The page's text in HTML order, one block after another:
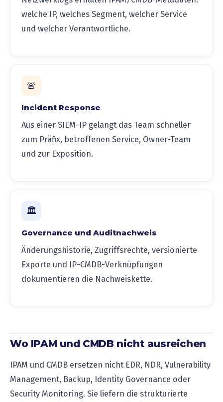
welche IP, welches Segment, welcher Service
und welcher Verantwortliche.
🚨
Incident Response
Aus einer SIEM-IP gelangt das Team schneller
zum Präfix, betroffenen Service, Owner-Team
und zur Exposition.
🏛️
Governance und Auditnachweis
Änderungshistorie, Zugriffsrechte, versionierte
Exporte und IP-CMDB-Verknüpfungen
dokumentieren die Nachweiskette.
Wo IPAM und CMDB nicht ausreichen
IPAM und CMDB ersetzen nicht EDR, NDR, Vulnerability
Management, Backup, Identity Governance oder
Security Monitoring. Sie liefern die strukturierte